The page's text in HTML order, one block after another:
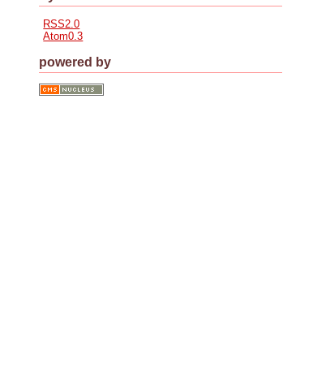
RSS2.0
Atom0.3
powered by